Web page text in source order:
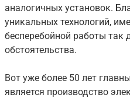
аналогичных установок.
уникальных технологий,
бесперебойной работы так
обстоятельства.
Вот уже более 50 лет
является производство